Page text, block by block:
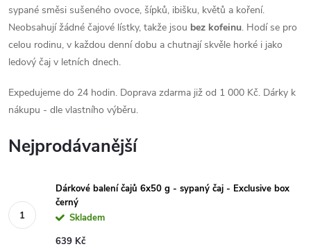
sypané směsi sušeného ovoce, šípků, ibišku, květů a koření.
Neobsahují žádné čajové lístky, takže jsou bez kofeinu. Hodí se pro
celou rodinu, v každou denní dobu a chutnají skvěle horké i jako
ledový čaj v letních dnech.
Expedujeme do 24 hodin. Doprava zdarma již od 1 000 Kč. Dárky k
nákupu - dle vlastního výběru.
Nejprodávanější
Dárkové balení čajů 6x50 g - sypaný čaj - Exclusive box
černý
Skladem
639 Kč